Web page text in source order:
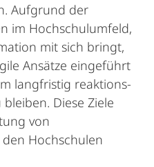
Aufgrund der
im Hochschulumfeld,
mit sich bringt,
Ansätze eingeführt
langfristig reaktions-
Diese Ziele
von
Hochschulen